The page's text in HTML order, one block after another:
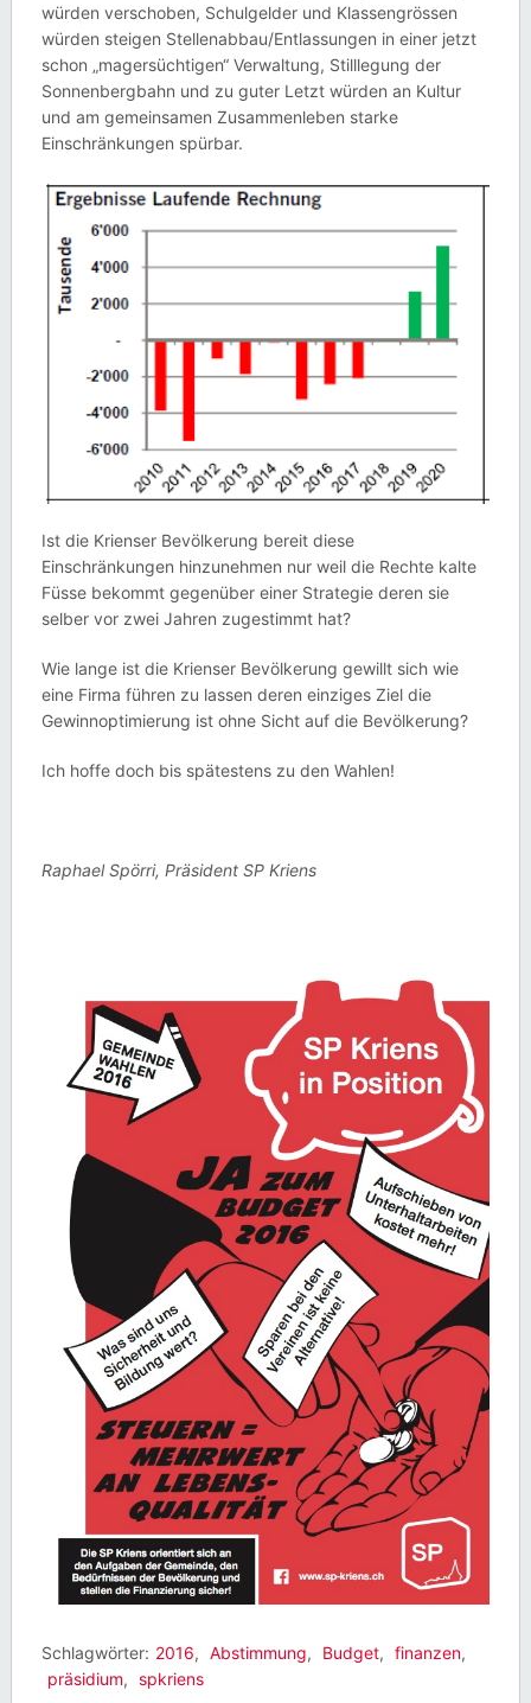
würden verschoben, Schulgelder und Klassengrössen
würden steigen Stellenabbau/Entlassungen in einer jetzt
schon „magersüchtigen“ Verwaltung, Stilllegung der
Sonnenbergbahn und zu guter Letzt würden an Kultur
und am gemeinsamen Zusammenleben starke
Einschränkungen spürbar.
Ist die Krienser Bevölkerung bereit diese
Einschränkungen hinzunehmen nur weil die Rechte kalte
Füsse bekommt gegenüber einer Strategie deren sie
selber vor zwei Jahren zugestimmt hat?
Wie lange ist die Krienser Bevölkerung gewillt sich wie
eine Firma führen zu lassen deren einziges Ziel die
Gewinnoptimierung ist ohne Sicht auf die Bevölkerung?
Ich hoffe doch bis spätestens zu den Wahlen!
Raphael Spörri, Präsident SP Kriens
Schlagwörter: 2016, Abstimmung, Budget, finanzen,
präsidium, spkriens